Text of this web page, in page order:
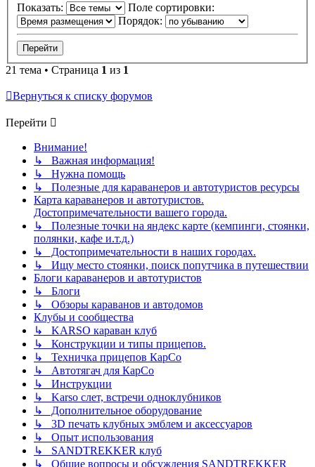
Показать:
Поле сортировки:
Порядок:
21 тема • Страница 1 из 1
Вернуться к списку форумов
Перейти
Внимание!
↳ Важная информация!
↳ Нужна помощь
↳ Полезные для караванеров и автотуристов ресурсы
Карта караванеров и автотуристов.
Достопримечательности вашего города.
↳ Полезные точки на яндекс карте (кемпинги, стоянки,
полянки, кафе и.т.д.)
↳ Достопримечательности в наших городах.
↳ Ищу место стоянки, поиск попутчика в путешествии
Блоги караванеров и автотуристов
↳ Блоги
↳ Обзоры караванов и автодомов
Клубы и сообщества
↳ KARSO караван клуб
↳ Конструкции и типы прицепов.
↳ Техничка прицепов КарСо
↳ Автотягач для КарСо
↳ Инструкции
↳ Karso слет, встречи одноклубников
↳ Дополнительное оборудование
↳ 3D печать клубных эмблем и аксессуаров
↳ Опыт использования
↳ SANDTREKKER клуб
↳ Общие вопросы и обсуждения SANDTREKKER